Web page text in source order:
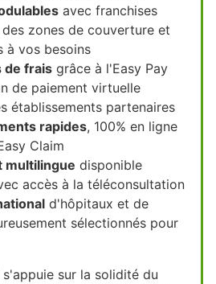
avec franchises
zones de couverture et
à vos besoins
de frais grâce à l'Easy Pay
de paiement virtuelle
établissements partenaires
rapides, 100% en ligne
Claim
multilingue disponible
accès à la téléconsultation
d'hôpitaux et de
sélectionnés pour
s'appuie sur la solidité du